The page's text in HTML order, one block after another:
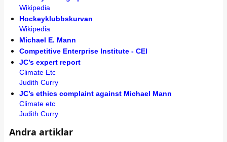
Wikipedia
Hockeyklubbskurvan
Wikipedia
Michael E. Mann
Competitive Enterprise Institute - CEI
JC’s expert report
Climate Etc
Judith Curry
JC’s ethics complaint against Michael Mann
Climate etc
Judith Curry
Andra artiklar